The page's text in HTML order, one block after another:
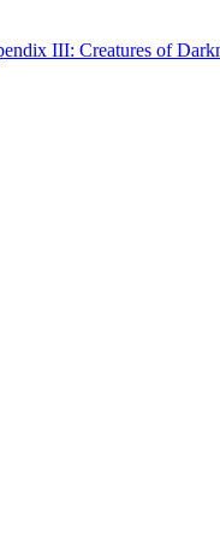
III: Creatures of